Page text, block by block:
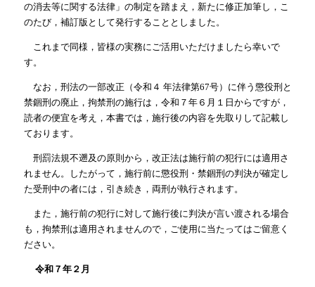
の消去等に関する法律」の制定を踏まえ，新たに修正加筆し，こ
のたび，補訂版として発行することとしました。
これまで同様，皆様の実務にご活用いただけましたら幸いで
す。
なお，刑法の一部改正（令和４ 年法律第67号）に伴う懲役刑と
禁錮刑の廃止，拘禁刑の施行は，令和７年６月１日からですが，
読者の便宜を考え，本書では，施行後の内容を先取りして記載し
ております。
刑罰法規不遡及の原則から，改正法は施行前の犯行には適用さ
れません。したがって，施行前に懲役刑・禁錮刑の判決が確定し
た受刑中の者には，引き続き，両刑が執行されます。
また，施行前の犯行に対して施行後に判決が言い渡される場合
も，拘禁刑は適用されませんので，ご使用に当たってはご留意く
ださい。
令和７年２月